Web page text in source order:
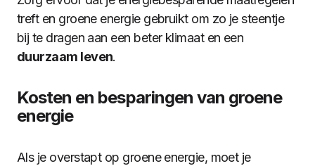
treft en groene energie gebruikt om zo je steentje
bij te dragen aan een beter klimaat en een
duurzaam leven.
Kosten en besparingen van groene
energie
Als je overstapt op groene energie, moet je